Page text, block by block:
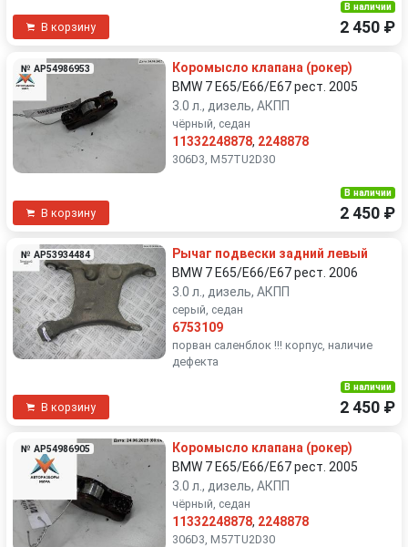
В корзину
В наличии
2 450 ₽
№ AP54986953
Коромысло клапана (рокер)
BMW 7 E65/E66/E67 рест. 2005
3.0 л., дизель, АКПП
чёрный, седан
11332248878, 2248878
306D3, M57TU2D30
В корзину
В наличии
2 450 ₽
№ AP53934484
Рычаг подвески задний левый
BMW 7 E65/E66/E67 рест. 2006
3.0 л., дизель, АКПП
серый, седан
6753109
порван саленблок !!! корпус, наличие
дефекта
В корзину
В наличии
2 450 ₽
№ AP54986905
Коромысло клапана (рокер)
BMW 7 E65/E66/E67 рест. 2005
3.0 л., дизель, АКПП
чёрный, седан
11332248878, 2248878
306D3, M57TU2D30